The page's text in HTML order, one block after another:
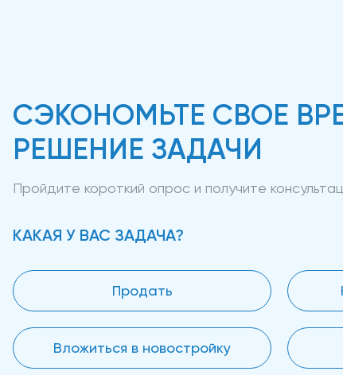
СЭКОНОМЬТЕ СВОЕ
РЕШЕНИЕ ЗАДАЧИ
Пройдите короткий опрос и получите
КАКАЯ У ВАС ЗАДАЧА?
Продать
Вложиться в новостройку